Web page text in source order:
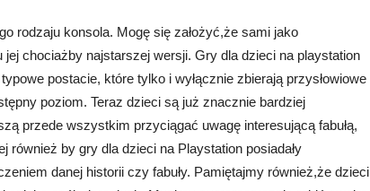
rodzaju konsola. Mogę się założyć,że sami jako
chociażby najstarszej wersji. Gry dla dzieci na playstation
postacie, które tylko i wyłącznie zbierają przysłowiowe
poziom. Teraz dzieci są już znacznie bardziej
przede wszystkim przyciągać uwagę interesującą fabułą,
również by gry dla dzieci na Playstation posiadały
danej historii czy fabuły. Pamiętajmy również,że dzieci